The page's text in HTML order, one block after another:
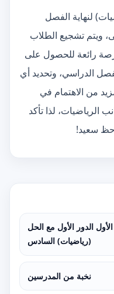
لنهاية الفصل
ويتم تشجيع الطلاب
رائعة للحصول على
الدراسي، وتحديد أي
من الاهتمام في
الرياضيات، لذا تأكد
حظ سعيد!
الدور الأول مع الحل
(رياضيات) السادس
نخبة من المدرسين